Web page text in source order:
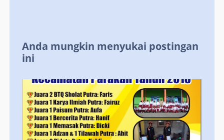
Anda mungkin menyukai postingan
ini